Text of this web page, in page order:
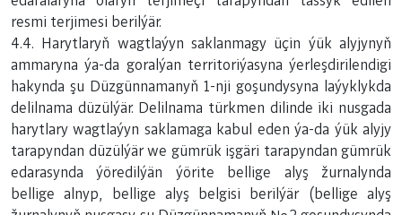
resmi terjimesi berilýär.
4.4. Harytlaryň wagtlaýyn saklanmagy üçin ýük alyjynyň
ammaryna ýa-da goralýan territoriýasyna ýerleşdirilendigi
hakynda şu Düzgünnamanyň 1-nji goşundysyna laýyklykda
delilnama düzülýär. Delilnama türkmen dilinde iki nusgada
harytlary wagtlaýyn saklamaga kabul eden ýa-da ýük alyjy
tarapyndan düzülýär we gümrük işgäri tarapyndan gümrük
edarasynda ýöredilýän ýörite bellige alyş žurnalynda
bellige alnyp, bellige alyş belgisi berilýär (bellige alyş